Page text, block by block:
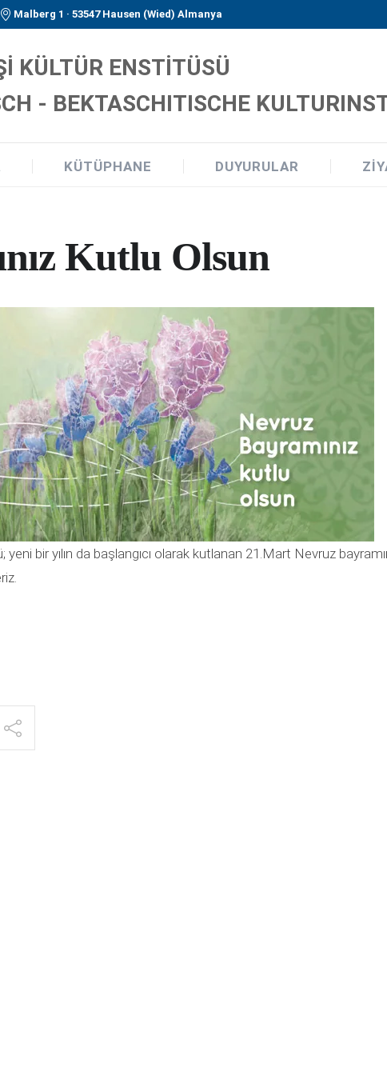
Malberg 1 · 53547 Hausen (Wied) Almanya
KÜLTÜR ENSTİTÜSÜ
- BEKTASCHITISCHE
KÜTÜPHANE DUYURULAR
Kutlu Olsun
bir yılın da başlangıcı olarak kutlanan 21.Mart Nevruz